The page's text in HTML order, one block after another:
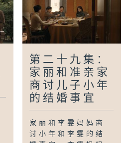
第二十九集：
家丽和准亲家
商讨儿子小年
的结婚事宜
家丽和李雯妈妈商
讨小年和李雯的结